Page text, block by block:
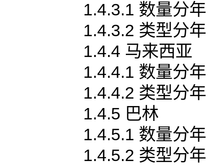
1.4.3.1 数量分年
1.4.3.2 类型分年
1.4.4 马来西亚
1.4.4.1 数量分年
1.4.4.2 类型分年
1.4.5 巴林
1.4.5.1 数量分年
1.4.5.2 类型分年